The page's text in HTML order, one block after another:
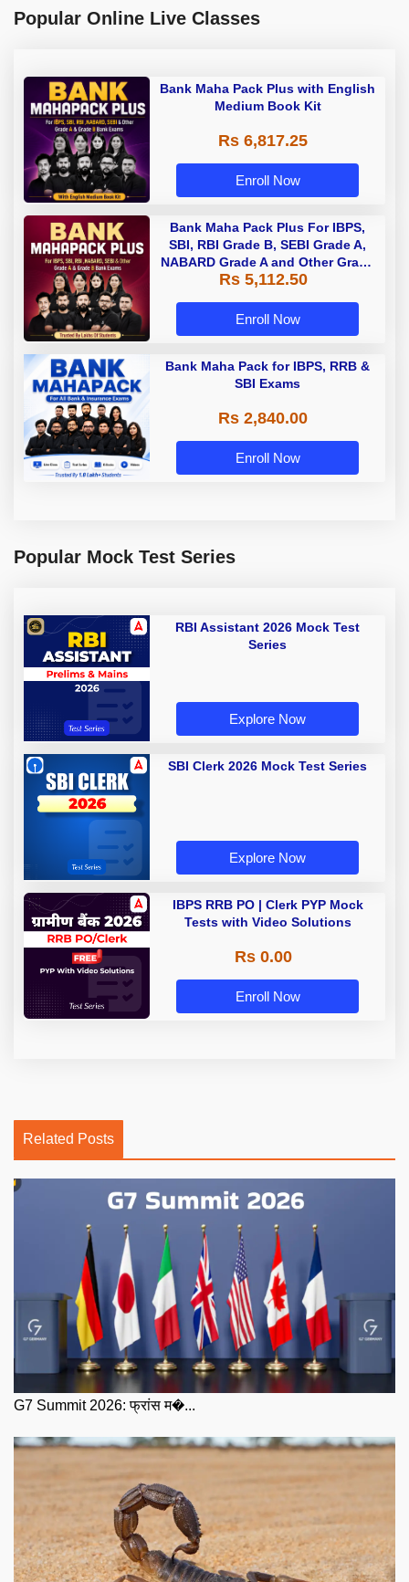
Popular Online Live Classes
Bank Maha Pack Plus with English
Medium Book Kit
Rs 6,817.25
Enroll Now
Bank Maha Pack Plus For IBPS,
SBI, RBI Grade B, SEBI Grade A,
NABARD Grade A and Other Grade
A & Grade B Bank Exams
Rs 5,112.50
Enroll Now
Bank Maha Pack for IBPS, RRB &
SBI Exams
Rs 2,840.00
Enroll Now
Popular Mock Test Series
RBI Assistant 2026 Mock Test
Series
Explore Now
SBI Clerk 2026 Mock Test Series
Explore Now
IBPS RRB PO | Clerk PYP Mock
Tests with Video Solutions
Rs 0.00
Enroll Now
Related Posts
G7 Summit 2026: फ्रांस म�...